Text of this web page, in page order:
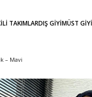
TAKIMLARDIŞ GİYİMÜST
– Mavi